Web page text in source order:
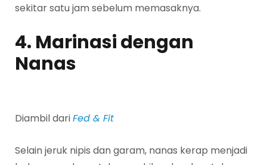
sekitar satu jam sebelum memasaknya.
4. Marinasi dengan
Nanas
Diambil dariFed & Fit
Selain jeruk nipis dan garam, nanas kerap menjadi